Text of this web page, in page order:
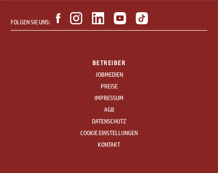
FOLGEN SIE UNS:
BETREIBER
JOBMEDIEN
PREISE
IMPRESSUM
AGB
DATENSCHUTZ
COOKIE EINSTELLUNGEN
KONTAKT